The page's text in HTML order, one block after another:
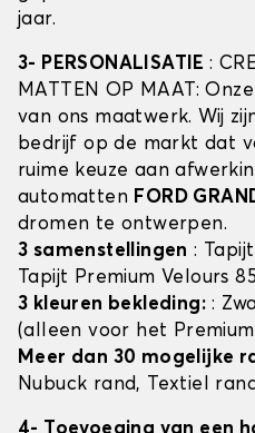
jaar.
3- PERSONALISATIE:
MATTEN OP MAAT:
van ons maatwerk. Wij
bedrijf op de markt dat
ruime keuze aan
automatten FORD
dromen te ontwerpen.
3 samenstellingen :
Tapijt Premium Velours
3 kleuren bekleding: :
(alleen voor het
Meer dan 30 mogelijke
Nubuck rand, Textiel